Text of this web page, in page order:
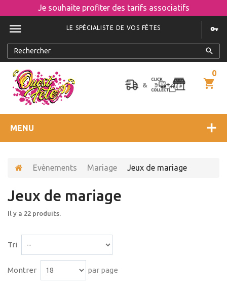
Je souhaite profiter des tarifs associatifs
LE SPÉCIALISTE DE VOS FÊTES
0
MENU
Evènements Mariage Jeux de mariage
Jeux de mariage
Il y a 22 produits.
Tri
Montrer par page